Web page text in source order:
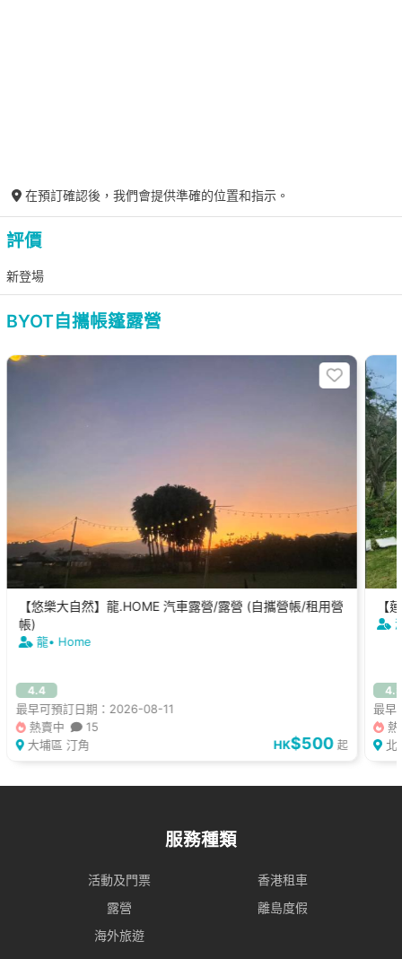
在預訂確認後，我們會提供準確的位置和指示。
評價
新登場
BYOT自攜帳篷露營
【悠樂大自然】龍.HOME 汽車露營/露營 (自攜營帳/租用營
帳)
龍• Home
4.4
最早可預訂日期：2026-08-11
熱賣中
15
大埔區 汀角
HK$500 起
【
4.3
最早
熱
北
服務種類
活動及門票
香港租車
露營
離島度假
海外旅遊